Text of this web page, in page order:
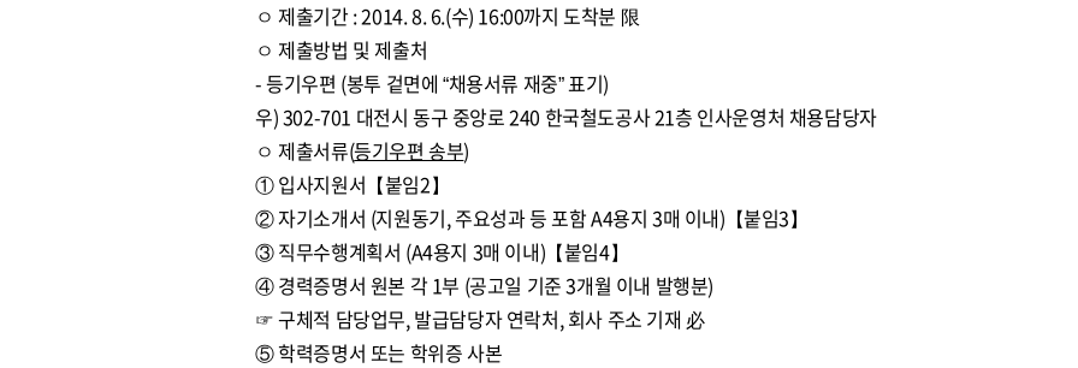
ㅇ 제출기간 : 2014. 8. 6.(수) 16:00까지 도착분 限
ㅇ 제출방법 및 제출처
- 등기우편 (봉투 겉면에 “채용서류 재중” 표기)
우) 302-701 대전시 동구 중앙로 240 한국철도공사 21층 인사운영처 채용담당자
ㅇ 제출서류(등기우편 송부)
① 입사지원서【붙임2】
② 자기소개서 (지원동기, 주요성과 등 포함 A4용지 3매 이내)【붙임3】
③ 직무수행계획서 (A4용지 3매 이내)【붙임4】
④ 경력증명서 원본 각 1부 (공고일 기준 3개월 이내 발행분)
☞ 구체적 담당업무, 발급담당자 연락처, 회사 주소 기재 必
⑤ 학력증명서 또는 학위증 사본